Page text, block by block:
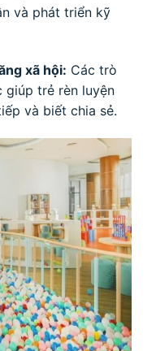
và phát triển kỹ
xã hội: Các trò
giúp trẻ rèn luyện
và biết chia sẻ.